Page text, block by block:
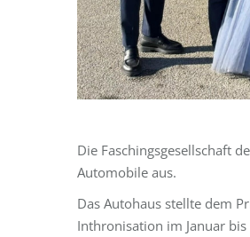
Die Faschingsgesellschaft
Automobile aus.
Das Autohaus stellte dem
Inthronisation im Januar